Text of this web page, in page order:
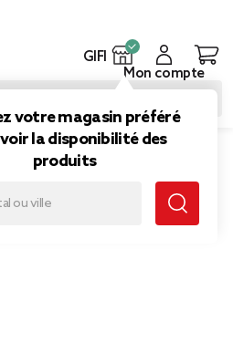
GIFI
votre magasin préféré
la disponibilité des
produits
Mon compte
(2